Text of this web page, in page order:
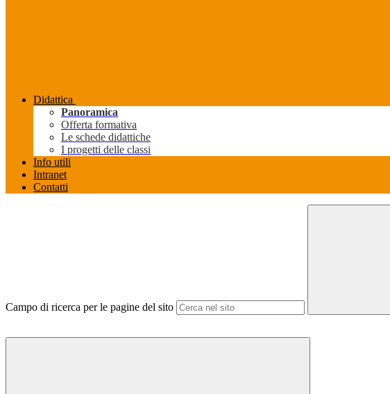
Didattica
Panoramica
Offerta formativa
Le schede didattiche
I progetti delle classi
Info utili
Intranet
Contatti
Campo di ricerca per le pagine del sito